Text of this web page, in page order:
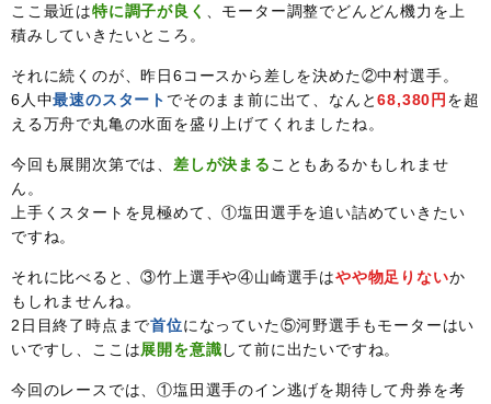
ここ最近は特に調子が良く
、モーター調整でどんどん機力を上
積みしていきたいところ。
それに続くのが、昨日6コースから差しを決めた②中村選手。
6人中最速のスタート でそのまま前に出て、なんと68,380円 を超
える万舟で丸亀の水面を盛り上げてくれましたね。
今回も展開次第では、 差しが決まる こともあるかもしれませ
ん。
上手くスタートを見極めて、①塩田選手を追い詰めていきたい
ですね。
それに比べると、③竹上選手や④山崎選手はやや物足りないか
もしれませんね。
2日目終了時点まで首位になっていた⑤河野選手もモーターはい
いですし、ここは展開を意識して前に出たいですね。
今回のレースでは、①塩田選手のイン逃げを期待して舟券を考